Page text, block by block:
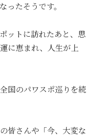
ったそうです。
ットに訪れたあと、思
に恵まれ、人生が上
国のパワスポ巡りを続
皆さんや「今、大変な